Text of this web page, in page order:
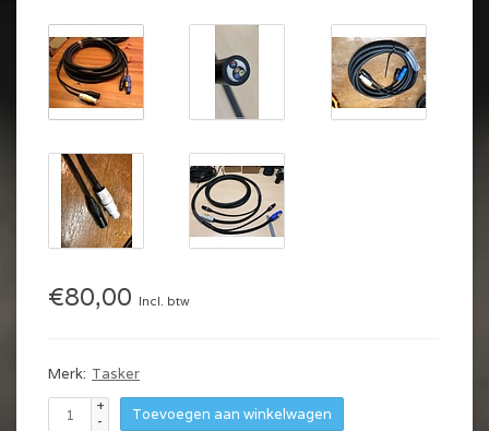
€80,00 Incl. btw
Merk: Tasker
+
-
Toevoegen aan winkelwagen